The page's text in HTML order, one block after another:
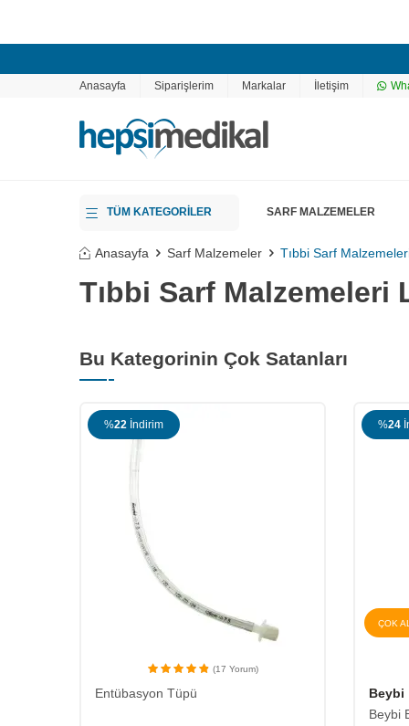
Anasayfa Siparişlerim Markalar İletişim
TÜM KATEGORİLER SARF MALZEMELER
Anasayfa Sarf Malzemeler Tıbbi Sarf
Tıbbi Sarf Malzemeleri
Bu Kategorinin Çok Satanları
%22 İndirim
(17 Yorum)
Entübasyon Tüpü
%24
ÇOK
Beybi
Beybi